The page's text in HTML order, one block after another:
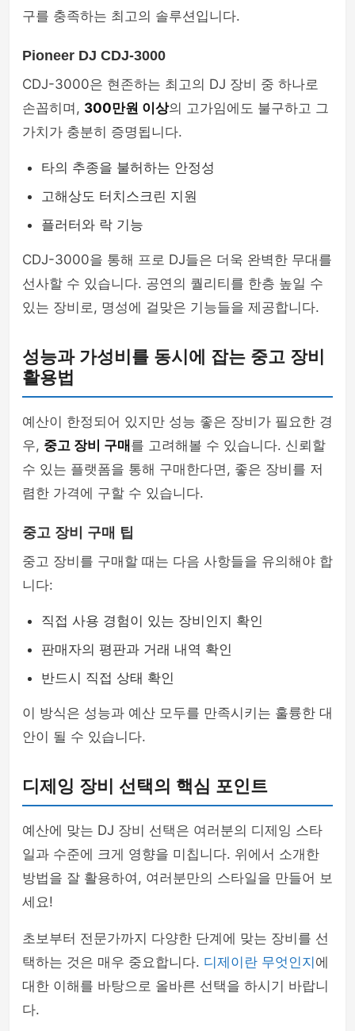
구를 충족하는 최고의 솔루션입니다.
Pioneer DJ CDJ-3000
CDJ-3000은 현존하는 최고의 DJ 장비 중 하나로
손꼽히며, 300만원 이상의 고가임에도 불구하고 그
가치가 충분히 증명됩니다.
타의 추종을 불허하는 안정성
고해상도 터치스크린 지원
플러터와 락 기능
CDJ-3000을 통해 프로 DJ들은 더욱 완벽한 무대를
선사할 수 있습니다. 공연의 퀄리티를 한층 높일 수
있는 장비로, 명성에 걸맞은 기능들을 제공합니다.
성능과 가성비를 동시에 잡는 중고 장비
활용법
예산이 한정되어 있지만 성능 좋은 장비가 필요한 경
우, 중고 장비 구매 를 고려해볼 수 있습니다. 신뢰할
수 있는 플랫폼을 통해 구매한다면, 좋은 장비를 저
렴한 가격에 구할 수 있습니다.
중고 장비 구매 팁
중고 장비를 구매할 때는 다음 사항들을 유의해야 합
니다:
직접 사용 경험이 있는 장비인지 확인
판매자의 평판과 거래 내역 확인
반드시 직접 상태 확인
이 방식은 성능과 예산 모두를 만족시키는 훌륭한 대
안이 될 수 있습니다.
디제잉 장비 선택의 핵심 포인트
예산에 맞는 DJ 장비 선택은 여러분의 디제잉 스타
일과 수준에 크게 영향을 미칩니다. 위에서 소개한
방법을 잘 활용하여, 여러분만의 스타일을 만들어 보
세요!
초보부터 전문가까지 다양한 단계에 맞는 장비를 선
택하는 것은 매우 중요합니다. 디제이란 무엇인지 에
대한 이해를 바탕으로 올바른 선택을 하시기 바랍니
다.